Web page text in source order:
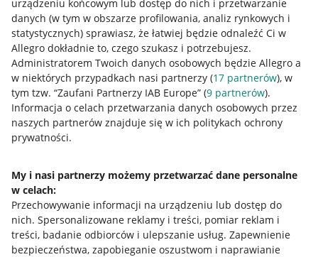
urządzeniu końcowym lub dostęp do nich i przetwarzanie
danych (w tym w obszarze profilowania, analiz rynkowych i
statystycznych) sprawiasz, że łatwiej będzie odnaleźć Ci w
Allegro dokładnie to, czego szukasz i potrzebujesz.
Administratorem Twoich danych osobowych będzie Allegro a
w niektórych przypadkach nasi partnerzy (17 partnerów), w
tym tzw. “Zaufani Partnerzy IAB Europe” (9 partnerów).
Informacja o celach przetwarzania danych osobowych przez
naszych partnerów znajduje się w ich politykach ochrony
prywatności.
My i nasi partnerzy możemy przetwarzać dane personalne
w celach:
Przechowywanie informacji na urządzeniu lub dostęp do
nich. Spersonalizowane reklamy i treści, pomiar reklam i
treści, badanie odbiorców i ulepszanie usług. Zapewnienie
bezpieczeństwa, zapobieganie oszustwom i naprawianie
Przydatne informacje
Jak to działa
Allegro Gadane dla sprzedających
Allegro Gadane dla kupujących
Mapa miejscowości